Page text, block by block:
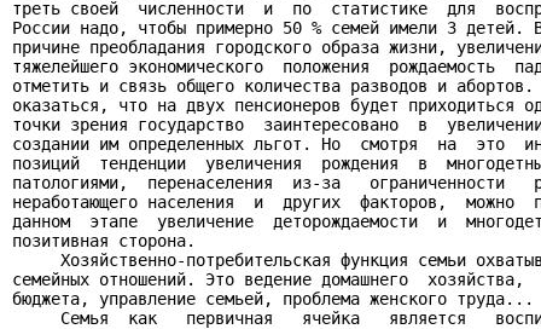
треть своей  численности  и  по  статистике  для
России надо, чтобы примерно 50 % семей имели 3 детей.
причине преобладания городского образа жизни,
тяжелейшего экономического  положения  рождаемость
отметить и связь общего количества разводов и
оказаться, что на двух пенсионеров будет приходиться
точки зрения государство  заинтересовано  в
создании им определенных льгот. Но  смотря  на  это
позиций  тенденции  увеличения  рождения  в
патологиями,  перенаселения  из-за   ограниченности
неработающего населения  и  других  факторов,  можно
данном  этапе  увеличение  деторождаемости  и
позитивная сторона.
Хозяйственно-потребительская функция семьи
семейных отношений. Это ведение домашнего  хозяйства,
бюджета, управление семьей, проблема женского труда...
Семья  как   первичная   ячейка   является